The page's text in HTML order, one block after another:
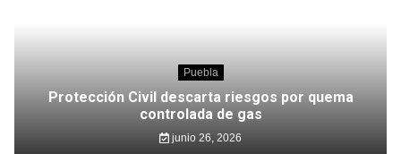
Puebla
Protección Civil descarta riesgos por quema
controlada de gas
junio 26, 2026